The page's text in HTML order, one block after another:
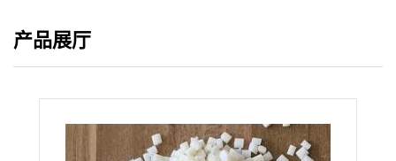
产品展厅